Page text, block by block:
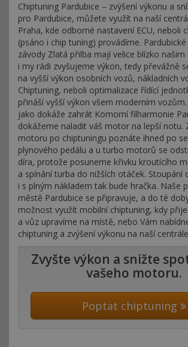
Chiptuning Pardubice – zvýšení výkonu a
pro Pardubice, můžete využít na naší
Praha, kde odborné nastavení ECU, neboli
(psáno i chip tuning) provádíme.
závody Zlatá přilba mají velice blízko
i my rádi zvyšujeme výkon, tedy převážně
na vyšší výkon osobních vozů, nákladních
Chiptuning, neboli optimalizace řídící
přináší vyšší výkon všem moderním
jako dokáže zahrát Komorní filharmonie
dokážeme naladit váš motor na lepší notu.
motoru po chiptuningu poznáte ihned po
plynového pedálu a u turbo motorů se
díra, protože posuneme křivku kroutícího
a spínání turba do nižších otáček. Stoupání
i s plným nákladem tak bude hračka. Naše
městě Pardubice se připravuje, a do té
možnost využít mobilní chiptuning, kdy
a vůz upravíme na místě, nebo Vám
chiptuning a zvýšení výkonu na naší
Zvyšte výkon a snižte
vašeho motoru.
Poptat chiptuning